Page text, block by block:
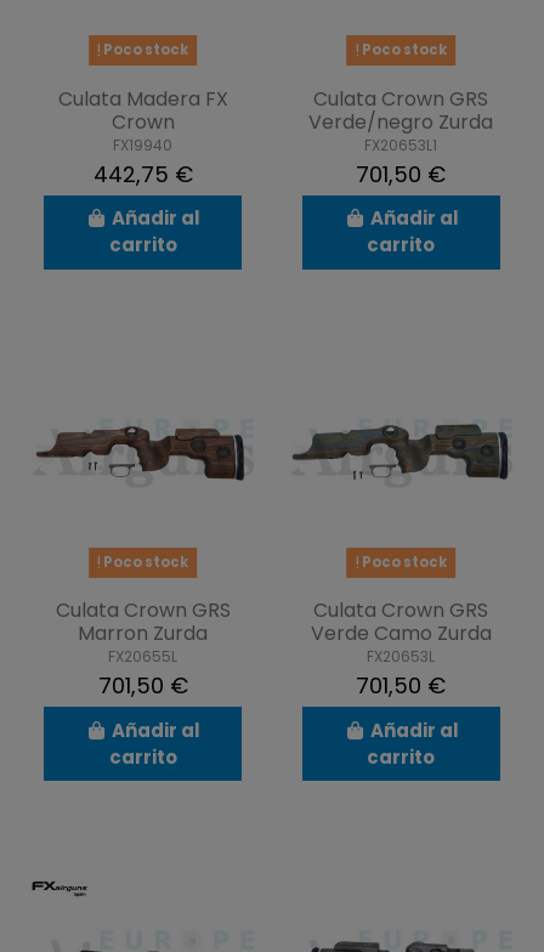
Poco stock
Culata Madera FX
Crown
FX19940
442,75 €
Añadir al
carrito
Poco stock
Culata Crown GRS
Verde/negro Zurda
FX20653L1
701,50 €
Añadir al
carrito
Poco stock
Culata Crown GRS
Marron Zurda
FX20655L
701,50 €
Añadir al
carrito
Poco stock
Culata Crown GRS
Verde Camo Zurda
FX20653L
701,50 €
Añadir al
carrito